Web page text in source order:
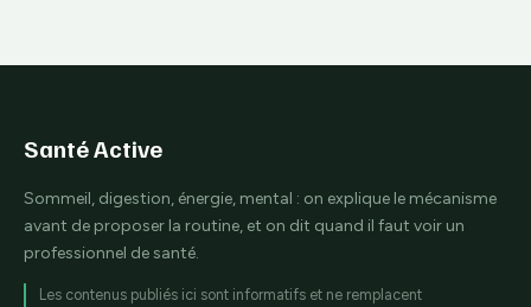
Santé Active
Sommeil, digestion, énergie, mental : on explique le mécanisme
avant de proposer la routine, et on dit quand il faut voir un
professionnel de santé.
Les contenus publiés ici sont informatifs et ne remplacent